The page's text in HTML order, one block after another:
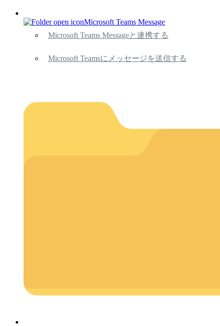
Microsoft Teams Message
Microsoft Teams Messageと連携する
Microsoft Teamsにメッセージを送信する